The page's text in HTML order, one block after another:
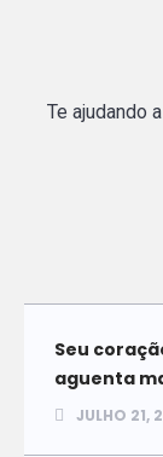
Te ajudando
Seu
aguenta
JULHO 21,